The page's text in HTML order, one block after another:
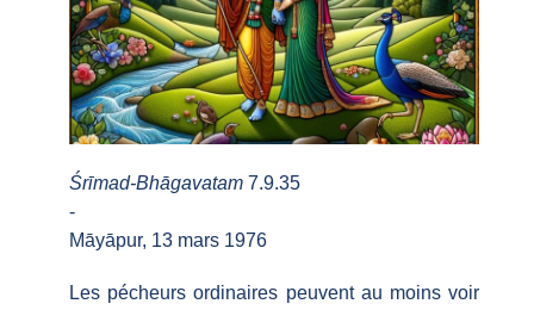
Śrīmad-Bhāgavatam 7.9.35
-
Māyāpur, 13 mars 1976
Les pécheurs ordinaires peuvent au moins voir